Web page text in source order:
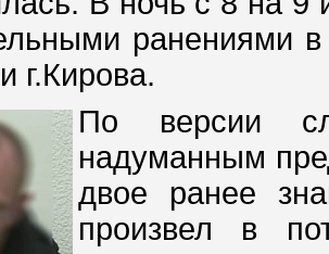
ранениями
г.Кирова.
По версии
надуманным
двое ранее
произвел в